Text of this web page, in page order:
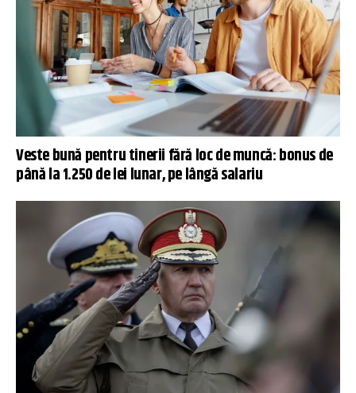
Veste bună pentru tinerii fără loc de muncă: bonus de
până la 1.250 de lei lunar, pe lângă salariu